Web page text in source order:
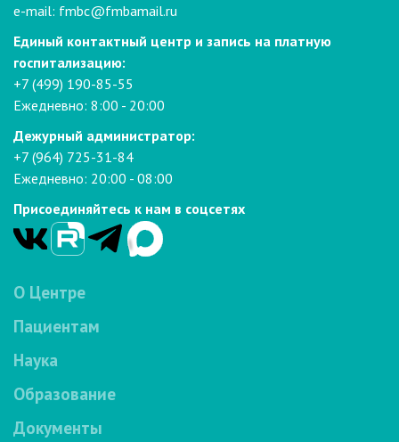
e-mail: fmbc@fmbamail.ru
Единый контактный центр и запись на платную
госпитализацию:
+7 (499) 190-85-55
Ежедневно: 8:00 - 20:00
Дежурный администратор:
+7 (964) 725-31-84
Ежедневно: 20:00 - 08:00
Присоединяйтесь к нам в соцсетях
О Центре
Пациентам
Наука
Образование
Документы